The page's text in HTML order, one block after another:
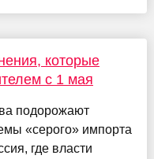
которые
с 1 мая
подорожают
«серого» импорта
где власти